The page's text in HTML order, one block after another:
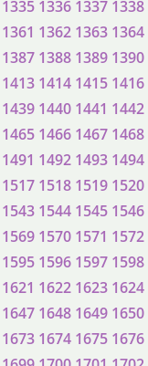
1335 1336 1337 1338
1361 1362 1363 1364
1387 1388 1389 1390
1413 1414 1415 1416
1439 1440 1441 1442
1465 1466 1467 1468
1491 1492 1493 1494
1517 1518 1519 1520
1543 1544 1545 1546
1569 1570 1571 1572
1595 1596 1597 1598
1621 1622 1623 1624
1647 1648 1649 1650
1673 1674 1675 1676